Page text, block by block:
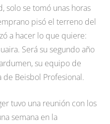
solo se tomó unas horas
pisó el terreno del
a hacer lo que quiere:
Será su segundo año
su equipo de
de Beisbol Profesional.
tuvo una reunión con los
semana en la